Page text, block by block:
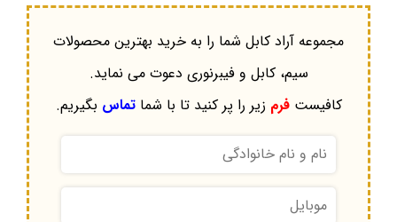
مجموعه آراد کابل شما را به خرید بهترین محصولات
سیم، کابل و فیبرنوری دعوت می نماید.
کافیستفرم زیر را پر کنید تا با شماتماس بگیریم.